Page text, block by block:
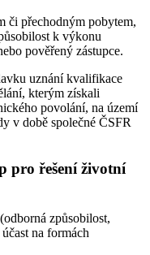
či přechodným pobytem,
k výkonu
pověřený zástupce.
uznání kvalifikace
kterým získali
povolání, na území
v době společné ČSFR
pro řešení životní
způsobilost,
na formách